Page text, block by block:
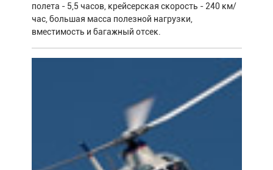
полета - 5,5 часов, крейсерская скорость - 240 км/
час, большая масса полезной нагрузки,
вместимость и багажный отсек.